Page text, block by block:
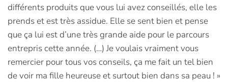
différents produits que vous lui avez conseillés, elle les
prends et est très assidue. Elle se sent bien et pense
que ça lui est d’une très grande aide pour le parcours
entrepris cette année. (…) Je voulais vraiment vous
remercier pour tous vos conseils, ça me fait un tel bien
de voir ma fille heureuse et surtout bien dans sa peau ! »